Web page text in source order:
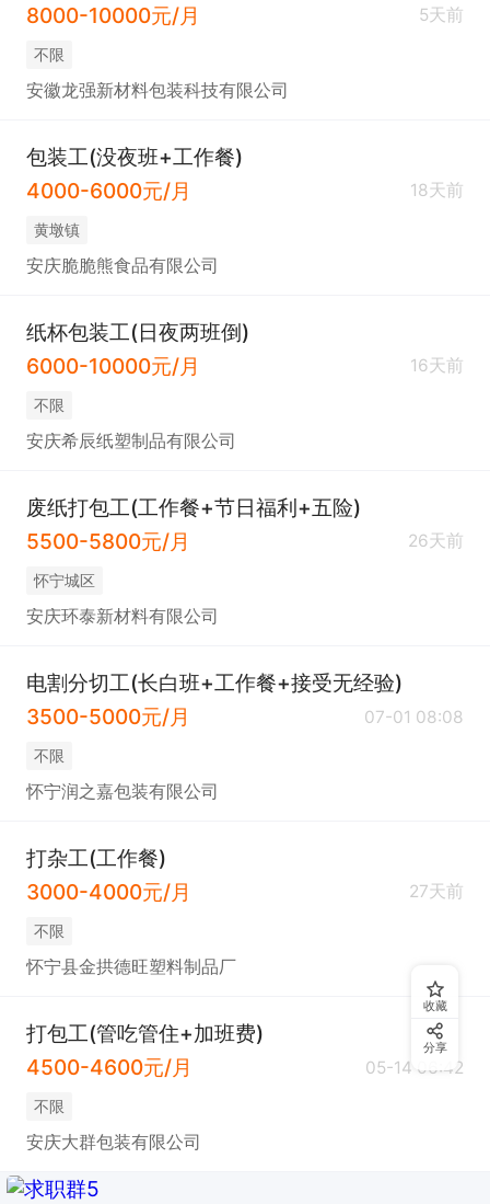
8000-10000元/月
5天前
不限
安徽龙强新材料包装科技有限公司
包装工(没夜班+工作餐)
4000-6000元/月
18天前
黄墩镇
安庆脆脆熊食品有限公司
纸杯包装工(日夜两班倒)
6000-10000元/月
16天前
不限
安庆希辰纸塑制品有限公司
废纸打包工(工作餐+节日福利+五险)
5500-5800元/月
26天前
怀宁城区
安庆环泰新材料有限公司
电割分切工(长白班+工作餐+接受无经验)
3500-5000元/月
07-01 08:08
不限
怀宁润之嘉包装有限公司
打杂工(工作餐)
3000-4000元/月
27天前
不限
怀宁县金拱德旺塑料制品厂
打包工(管吃管住+加班费)
4500-4600元/月
05-14 06:42
不限
安庆大群包装有限公司
收藏
分享